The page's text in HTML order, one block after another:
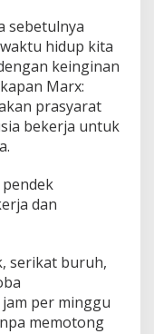
sebetulnya
hidup kita
keinginan
Marx:
prasyarat
bekerja untuk
dan
serikat buruh,
per minggu
memotong